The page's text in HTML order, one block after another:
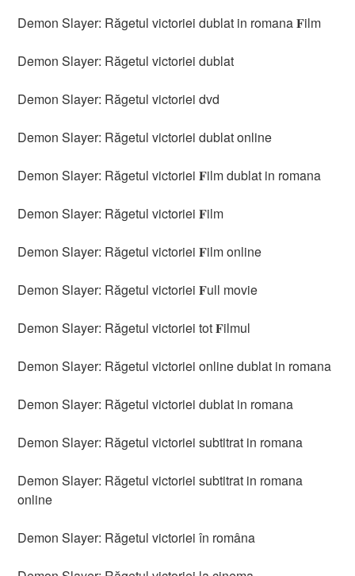
Demon Slayer: Răgetul victoriei dublat in romana 𝐅ilm
Demon Slayer: Răgetul victoriei dublat
Demon Slayer: Răgetul victoriei dvd
Demon Slayer: Răgetul victoriei dublat online
Demon Slayer: Răgetul victoriei 𝐅ilm dublat in romana
Demon Slayer: Răgetul victoriei 𝐅ilm
Demon Slayer: Răgetul victoriei 𝐅ilm online
Demon Slayer: Răgetul victoriei 𝐅ull movie
Demon Slayer: Răgetul victoriei tot 𝐅ilmul
Demon Slayer: Răgetul victoriei online dublat in romana
Demon Slayer: Răgetul victoriei dublat in romana
Demon Slayer: Răgetul victoriei subtitrat in romana
Demon Slayer: Răgetul victoriei subtitrat in romana
online
Demon Slayer: Răgetul victoriei în româna